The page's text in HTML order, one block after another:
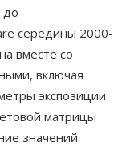
до
середины 2000-
вместе со
включая
экспозиции
матрицы
значений